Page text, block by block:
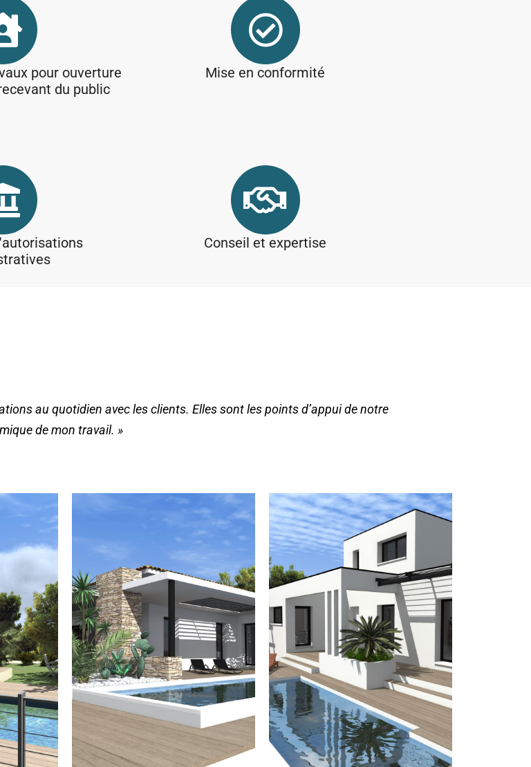
pour ouverture
du public
Mise en conformité
Conseil et expertise
au quotidien avec les clients. Elles sont les points d’appui de notre
de mon travail. »